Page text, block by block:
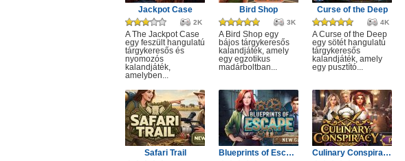
Jackpot Case
2K
A The Jackpot Case
egy feszült hangulatú
tárgykeresős és
nyomozós
kalandjáték,
amelyben...
Bird Shop
3K
A Bird Shop egy
bájos tárgykeresős
kalandjáték, amely
egy egzotikus
madárboltban...
Curse of the Deep
4K
A Curse of the Deep
egy sötét hangulatú
tárgykeresős
kalandjáték, amely
egy pusztító...
Safari Trail Blueprints of Escape Culinary Conspiracy